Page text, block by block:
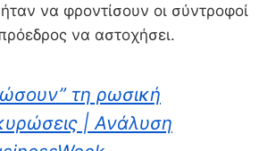
να φροντίσουν οι σύντροφοί
να αστοχήσει.
τη ρωσική
| Ανάλυση